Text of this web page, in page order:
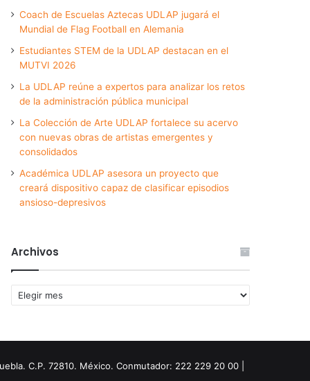
Coach de Escuelas Aztecas UDLAP jugará el
Mundial de Flag Football en Alemania
Estudiantes STEM de la UDLAP destacan en el
MUTVI 2026
La UDLAP reúne a expertos para analizar los retos
de la administración pública municipal
La Colección de Arte UDLAP fortalece su acervo
con nuevas obras de artistas emergentes y
consolidados
Académica UDLAP asesora un proyecto que
creará dispositivo capaz de clasificar episodios
ansioso-depresivos
Archivos
Archivos
C.P. 72810. México. Conmutador: 222 229 20 00 |